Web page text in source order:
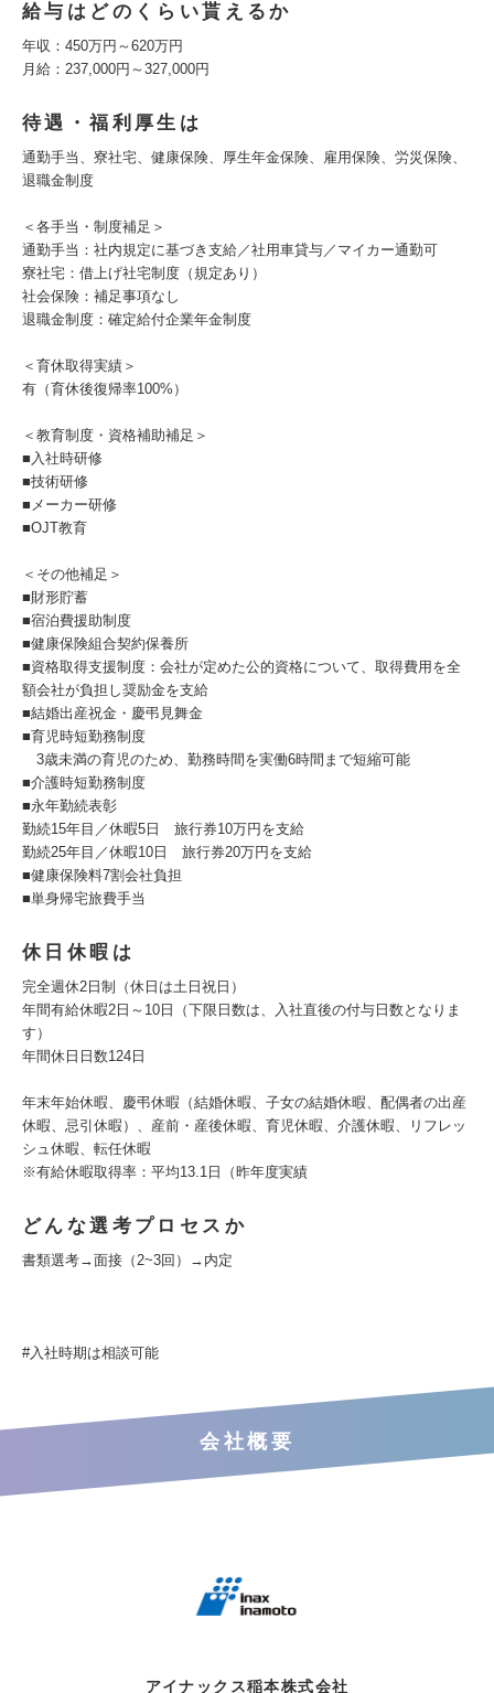
給与はどのくらい貰えるか
年収：450万円～620万円
月給：237,000円～327,000円
待遇・福利厚生は
通勤手当、寮社宅、健康保険、厚生年金保険、雇用保険、労災保険、
退職金制度
＜各手当・制度補足＞
通勤手当：社内規定に基づき支給／社用車貸与／マイカー通勤可
寮社宅：借上げ社宅制度（規定あり）
社会保険：補足事項なし
退職金制度：確定給付企業年金制度
＜育休取得実績＞
有（育休後復帰率100%）
＜教育制度・資格補助補足＞
■入社時研修
■技術研修
■メーカー研修
■OJT教育
＜その他補足＞
■財形貯蓄
■宿泊費援助制度
■健康保険組合契約保養所
■資格取得支援制度：会社が定めた公的資格について、取得費用を全
額会社が負担し奨励金を支給
■結婚出産祝金・慶弔見舞金
■育児時短勤務制度
3歳未満の育児のため、勤務時間を実働6時間まで短縮可能
■介護時短勤務制度
■永年勤続表彰
勤続15年目／休暇5日 旅行券10万円を支給
勤続25年目／休暇10日 旅行券20万円を支給
■健康保険料7割会社負担
■単身帰宅旅費手当
休日休暇は
完全週休2日制（休日は土日祝日）
年間有給休暇2日～10日（下限日数は、入社直後の付与日数となりま
す）
年間休日日数124日
年末年始休暇、慶弔休暇（結婚休暇、子女の結婚休暇、配偶者の出産
休暇、忌引休暇）、産前・産後休暇、育児休暇、介護休暇、リフレッ
シュ休暇、転任休暇
※有給休暇取得率：平均13.1日（昨年度実績
どんな選考プロセスか
書類選考→面接（2~3回）→内定
#入社時期は相談可能
会社概要
アイナックス稲本株式会社